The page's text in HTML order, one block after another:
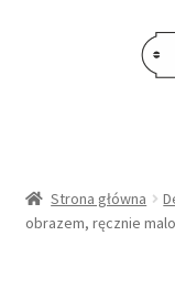
OBRAZY
Strona główna
obrazem, ręcznie